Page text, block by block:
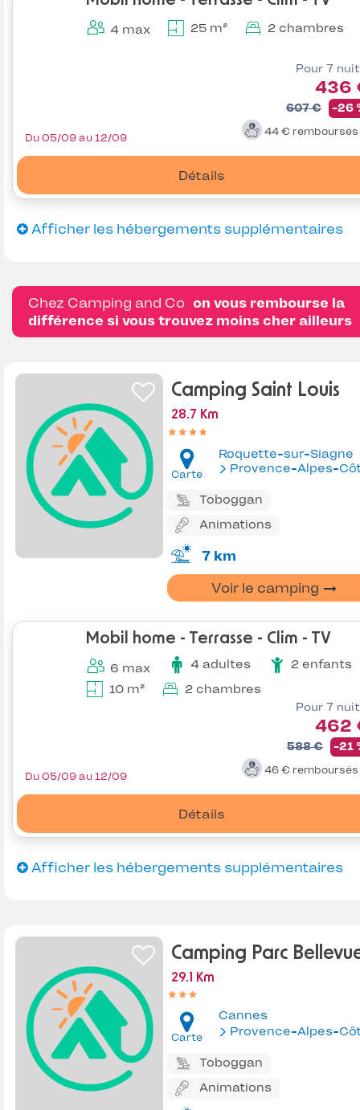
4 max 25 m² 2 chambres
Pour 7
436
607 € -26
44 € remboursés
Détails
Du 05/09 au 12/09
Afficher les hébergements supplémentaires
Chez Camping and Co on vous rembourse la
différence si vous trouvez moins cher ailleurs
Camping Saint Louis
28.7 Km
Carte
Roquette-sur-Siagne
Provence-Alpes-Côte
Toboggan
Animations
7 km
Voir le camping
Mobil home - Terrasse - Clim - TV
6 max 4 adultes
2 enfants
10 m²
2 chambres
Pour 7
462
588 € -21
46 € remboursés
Détails
Du 05/09 au 12/09
Afficher les hébergements supplémentaires
Camping Parc
29.1 Km
Carte
Cannes
Provence-Alpes-Côte
Toboggan
Animations